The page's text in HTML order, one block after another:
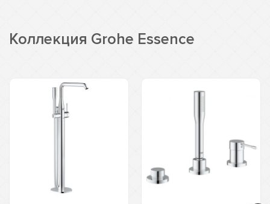
Коллекция Grohe Essence